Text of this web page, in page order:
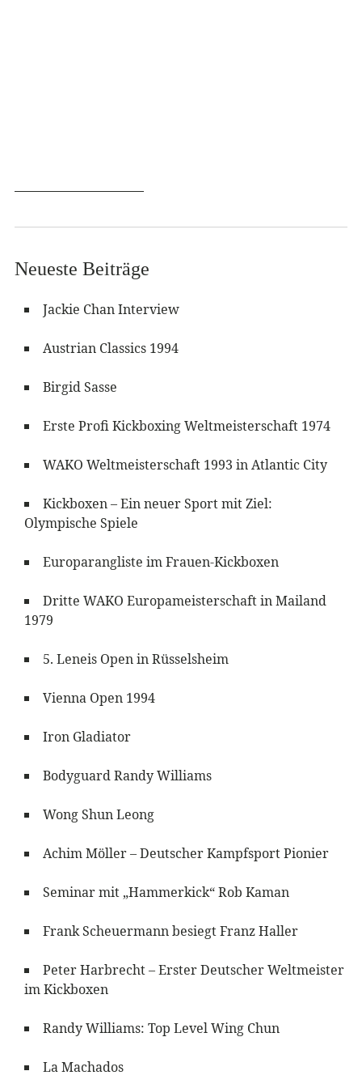
Neueste Beiträge
Jackie Chan Interview
Austrian Classics 1994
Birgid Sasse
Erste Profi Kickboxing Weltmeisterschaft 1974
WAKO Weltmeisterschaft 1993 in Atlantic City
Kickboxen – Ein neuer Sport mit Ziel:
Olympische Spiele
Europarangliste im Frauen-Kickboxen
Dritte WAKO Europameisterschaft in Mailand
1979
5. Leneis Open in Rüsselsheim
Vienna Open 1994
Iron Gladiator
Bodyguard Randy Williams
Wong Shun Leong
Achim Möller – Deutscher Kampfsport Pionier
Seminar mit „Hammerkick“ Rob Kaman
Frank Scheuermann besiegt Franz Haller
Peter Harbrecht – Erster Deutscher Weltmeister
im Kickboxen
Randy Williams: Top Level Wing Chun
La Machados